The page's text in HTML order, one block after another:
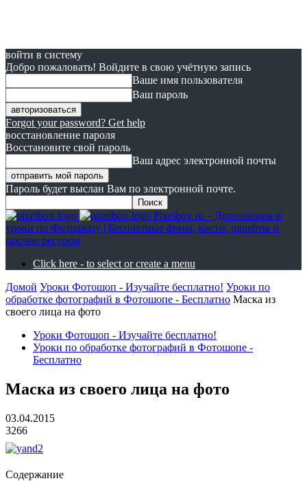
войти в систему
Добро пожаловать! Войдите в свою учётную запись
Ваше имя пользователя
Ваш пароль
Forgot your password? Get help
восстановление пароля
Восстановите свой пароль
Ваш адрес электронной почты
Пароль будет выслан Вам по электронной почте.
Pixelbox.ru – Дополнения и
уроки по Фотошопу | Бесплатные фоны, кисти, шрифты и
прочие ресурсы
Click here - to select or create a menu
Домой Уроки Фотошоп - Изучайте бесплатно! Уроки по
обработке фотографий в Фотошопе - Бесплатно Маска из
своего лица на фото
Уроки Фотошоп - Изучайте бесплатно!
Уроки по обработке фотографий в Фотошопе -
Бесплатно
Маска из своего лица на фото
03.04.2015
3266
Содержание